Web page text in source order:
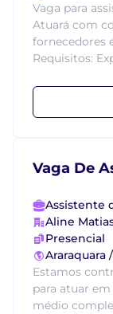
Vaga para
Atuará com
fornecedores
Requisitos:
Vaga De
Assistente
Aline
Presencial
Araraquara
Estamos
para atuar em
médio